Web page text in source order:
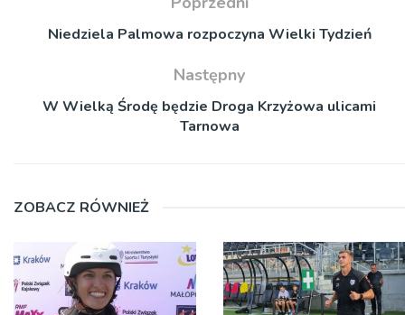
Niedziela Palmowa rozpoczyna Wielki Tydzień
Następny
W Wielką Środę będzie Droga Krzyżowa ulicami
Tarnowa
ZOBACZ RÓWNIEŻ